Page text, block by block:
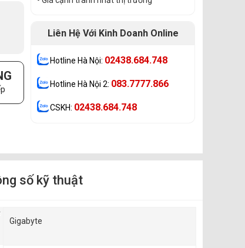
Liên Hệ Với Kinh Doanh Online
Hotline Hà Nội: 02438.684.748
Hotline Hà Nội 2: 083.7777.866
CSKH: 02438.684.748
số kỹ thuật
Gigabyte